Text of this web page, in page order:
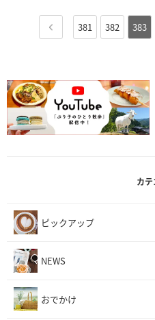
381 382 383
カテ
ピックアップ
NEWS
おでかけ